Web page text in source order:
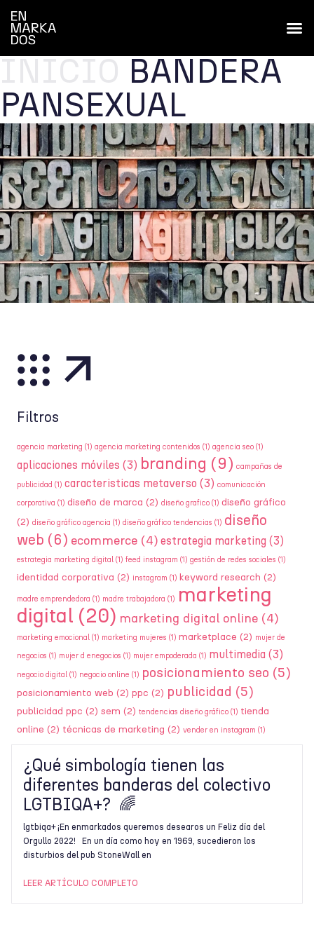
BANDERA
PANSEXUAL
Filtros
agencia marketing (1) agencia marketing contenidos (1) agencia seo (1)
aplicaciones móviles (3) branding (9) campañas de
publicidad (1) caracteristicas metaverso (3) comunicación
corporativa (1) diseño de marca (2) diseño grafico (1) diseño gráfico
(2) diseño gráfico agencia (1) diseño gráfico tendencias (1) diseño
web (6) ecommerce (4) estrategia marketing (3)
estrategia marketing digital (1) feed instagram (1) gestión de redes sociales (1)
identidad corporativa (2) instagram (1) keyword research (2)
madre emprendedora (1) madre trabajadora (1)
marketing
digital (20) marketing digital online (4)
marketing emocional (1) marketing mujeres (1) marketplace (2) mujer de
negocios (1) mujer d enegocios (1) mujer empoderada (1) multimedia (3)
negocio digital (1) negocio online (1) posicionamiento seo (5)
posicionamiento web (2) ppc (2) publicidad (5)
publicidad ppc (2) sem (2) tendencias diseño gráfico (1) tienda
online (2) técnicas de marketing (2) vender en instagram (1)
¿Qué simbología tienen las
diferentes banderas del colectivo
LGTBIQA+? 🌈
lgtbiqa+ ¡En enmarkados queremos desearos un Feliz día del
Orgullo 2022! En un día como hoy en 1969, sucedieron los
disturbios del pub StoneWall en
LEER ARTÍCULO COMPLETO